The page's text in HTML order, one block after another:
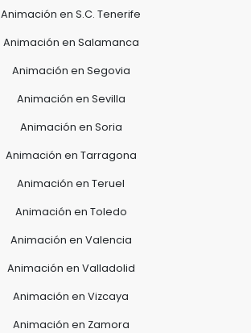
Animación en S.C. Tenerife
Animación en Salamanca
Animación en Segovia
Animación en Sevilla
Animación en Soria
Animación en Tarragona
Animación en Teruel
Animación en Toledo
Animación en Valencia
Animación en Valladolid
Animación en Vizcaya
Animación en Zamora